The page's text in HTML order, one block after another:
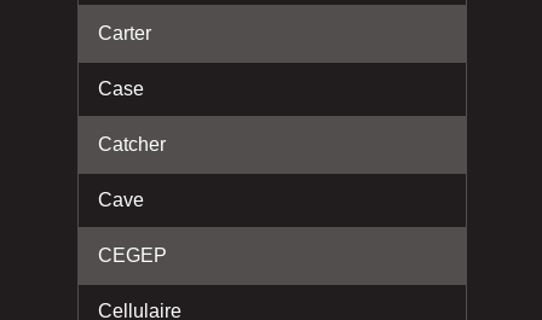
Carter
Case
Catcher
Cave
CEGEP
Cellulaire